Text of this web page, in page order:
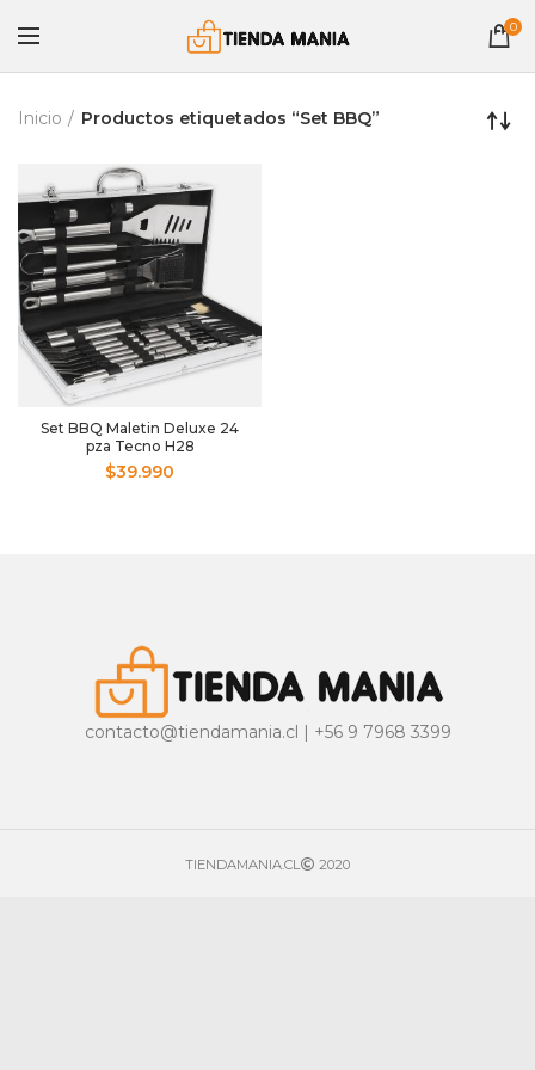
0
Inicio Productos etiquetados “Set BBQ”
Set BBQ Maletin Deluxe 24
pza Tecno H28
$39.990
contacto@tiendamania.cl | +56 9 7968 3399
TIENDAMANIA.CL 2020